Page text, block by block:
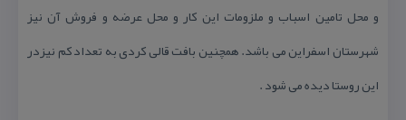
و محل تامین اسباب و ملزومات این كار و محل عرضه و فروش آن نیز
شهرستان اسفراین می باشد. همچنین بافت قالی كردی به تعداد كم نیزدر
این روستا دیده می شود .